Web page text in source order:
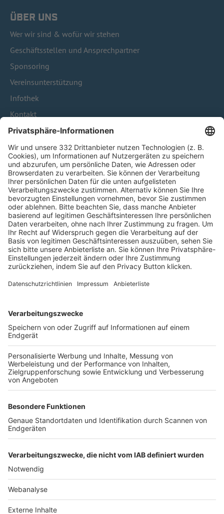
ÜBER UNS
Wer wir sind & wofür wir stehen
Geschäftsstellen und Ansprechpartner
Sponsoring
Vereinsunterstützung
Infothek
Kontakt
HÄUFIG BESUCHTE SEITEN
Pässe und Vereinswechsel
Trainerausbildung
Schulungsangebot Vereinsmitarbeiter
BFV-Geschäftsstellen
Trainerbörse
Login SpielPlus
FOLGE DEM BFV
TOP-VEREINE
TOP-PARTNER
Nutzungsbedingungen Datenschutz Impressum